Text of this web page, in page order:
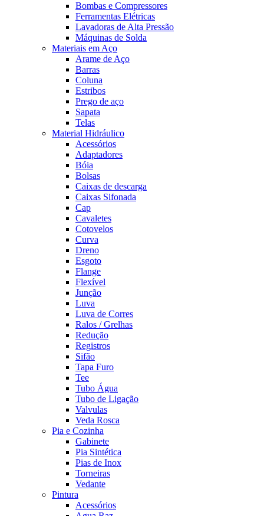
Bombas e Compressores
Ferramentas Elétricas
Lavadoras de Alta Pressão
Máquinas de Solda
Materiais em Aço
Arame de Aço
Barras
Coluna
Estribos
Prego de aço
Sapata
Telas
Material Hidráulico
Acessórios
Adaptadores
Bóia
Bolsas
Caixas de descarga
Caixas Sifonada
Cap
Cavaletes
Cotovelos
Curva
Dreno
Esgoto
Flange
Flexível
Junção
Luva
Luva de Corres
Ralos / Grelhas
Redução
Registros
Sifão
Tapa Furo
Tee
Tubo Água
Tubo de Ligação
Valvulas
Veda Rosca
Pia e Cozinha
Gabinete
Pia Sintética
Pias de Inox
Torneiras
Vedante
Pintura
Acessórios